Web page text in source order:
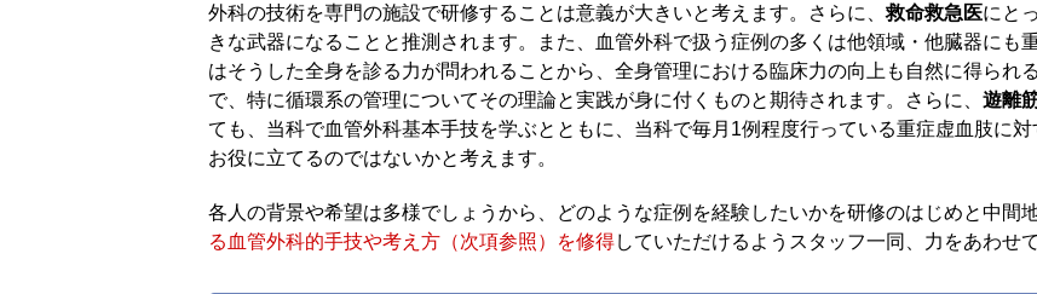
外科の技術を専門の施設で研修することは意義が大きいと考えます。さらに、救命救急医にと
きな武器になることと推測されます。また、血管外科で扱う症例の多くは他領域・他臓器にも
はそうした全身を診る力が問われることから、全身管理における臨床力の向上も自然に得られ
で、特に循環系の管理についてその理論と実践が身に付くものと期待されます。さらに、 遊離
ても、当科で血管外科基本手技を学ぶとともに、当科で毎月1例程度行っている重症虚血肢に
お役に立てるのではないかと考えます。
各人の背景や希望は多様でしょうから、どのような症例を経験したいかを研修のはじめと中間
る血管外科的手技や考え方（次項参照）を修得していただけるようスタッフ一同、力をあわせ